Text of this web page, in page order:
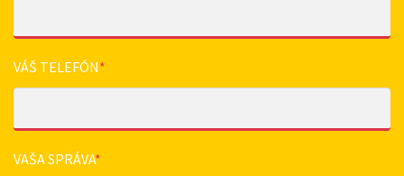
VÁŠ TELEFÓN*
VAŠA SPRÁVA*